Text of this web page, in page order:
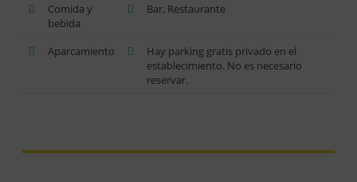
Comida y
bebida
Bar, Restaurante
Aparcamiento
Hay parking gratis privado en el
establecimiento. No es necesario
reservar.